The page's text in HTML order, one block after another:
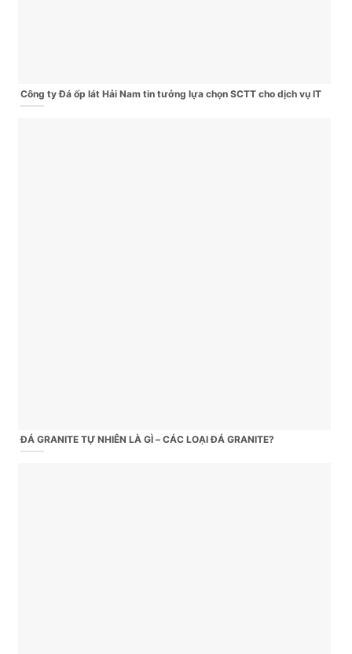
Công ty Đá ốp lát Hải Nam tin tưởng lựa chọn SCTT cho dịch vụ IT
ĐÁ GRANITE TỰ NHIÊN LÀ GÌ – CÁC LOẠI ĐÁ GRANITE?